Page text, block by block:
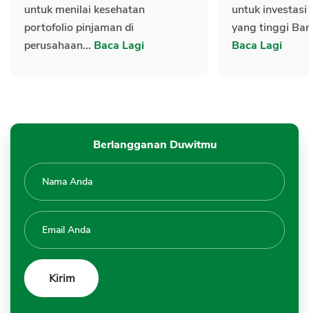
untuk menilai kesehatan
portofolio pinjaman di
perusahaan... Baca Lagi
untuk
yang tinggi
Baca Lagi
Berlangganan Duwitmu